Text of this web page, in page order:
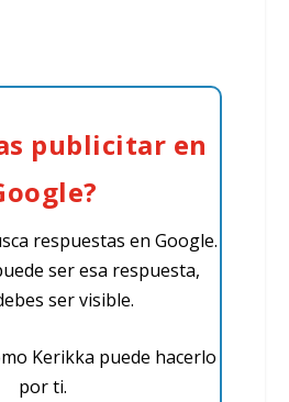
publicitar en
respuestas en Google.
ser esa respuesta,
ser visible.
Kerikka puede hacerlo
por ti.